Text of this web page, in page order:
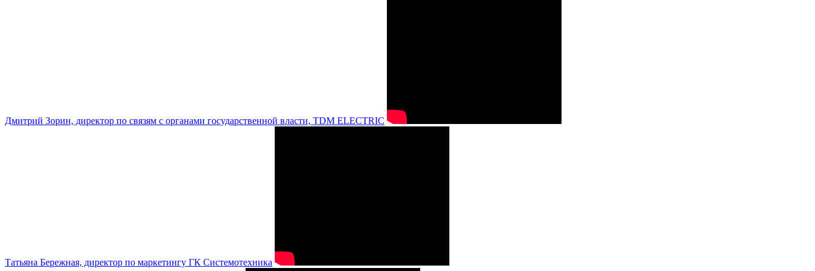
Дмитрий Зорин, директор по связям с органами государственной власти, TDM ELECTRIC
Татьяна Бережная, директор по маркетингу ГК Системотехника